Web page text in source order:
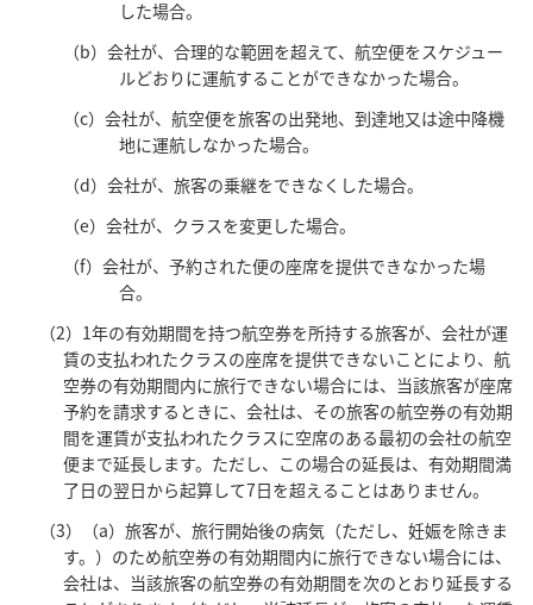
した場合。
（b）会社が、合理的な範囲を超えて、航空便をスケジュー
ルどおりに運航することができなかった場合。
（c）会社が、航空便を旅客の出発地、到達地又は途中降機
地に運航しなかった場合。
（d）会社が、旅客の乗継をできなくした場合。
（e）会社が、クラスを変更した場合。
（f）会社が、予約された便の座席を提供できなかった場
合。
（2）1年の有効期間を持つ航空券を所持する旅客が、会社が運
賃の支払われたクラスの座席を提供できないことにより、航
空券の有効期間内に旅行できない場合には、当該旅客が座席
予約を請求するときに、会社は、その旅客の航空券の有効期
間を運賃が支払われたクラスに空席のある最初の会社の航空
便まで延長します。ただし、この場合の延長は、有効期間満
了日の翌日から起算して7日を超えることはありません。
（3）（a）旅客が、旅行開始後の病気（ただし、妊娠を除きま
す。）のため航空券の有効期間内に旅行できない場合には、
会社は、当該旅客の航空券の有効期間を次のとおり延長する